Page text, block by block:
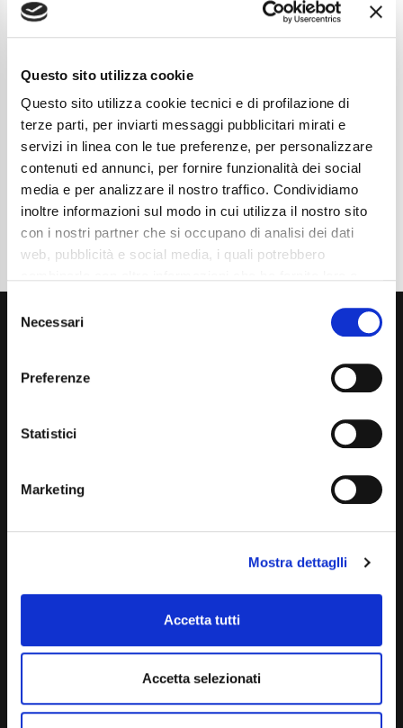
Questo sito utilizza cookie
Questo sito utilizza cookie tecnici e di profilazione di
terze parti, per inviarti messaggi pubblicitari mirati e
servizi in linea con le tue preferenze, per personalizzare
contenuti ed annunci, per fornire funzionalità dei social
media e per analizzare il nostro traffico. Condividiamo
inoltre informazioni sul modo in cui utilizza il nostro sito
con i nostri partner che si occupano di analisi dei dati
web, pubblicità e social media, i quali potrebbero
mera chiusura del banner non comporta l’accettazione
tutti” o selezionando le diverse categorie di cookies
Selection
Necessari
Preferenze
Statistici
Marketing
Mostra dettaglli
Accetta tutti
Accetta selezionati
20.850
Chilometraggio
Cambio
Manuale
Normativa Euro
Euro6e
Dettaglio
Via Giuditta Pasta 2, Como (CO) 22100
info@carspecialist.eu
Dal Lunedì al Venerdì: 09:00 - 12:30 | 14:00 - 19:00
Domenica: chiuso
CONTATTA UN CONSULENTE
UFFICIO VENDITE